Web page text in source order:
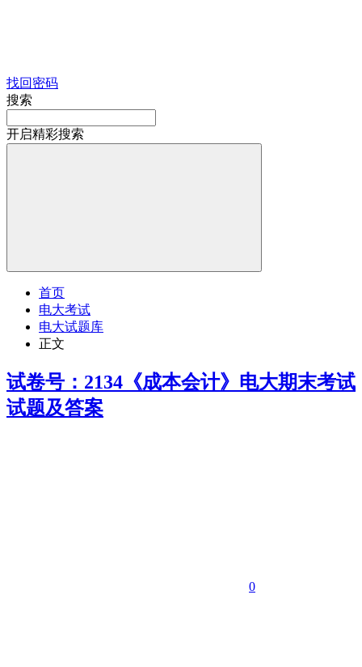
找回密码
搜索
开启精彩搜索
首页
电大考试
电大试题库
正文
试卷号：2134《成本会计》电大期末考试
试题及答案
0